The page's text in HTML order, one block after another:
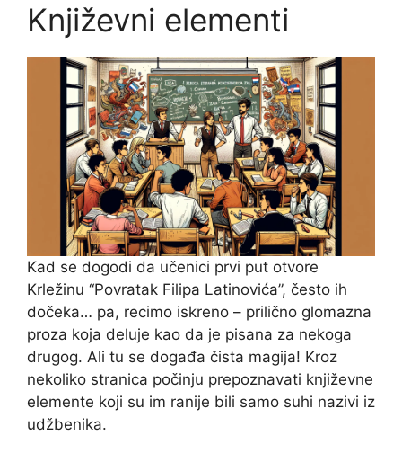
Književni elementi
Kad se dogodi da učenici prvi put otvore
Krležinu “Povratak Filipa Latinovića”, često ih
dočeka… pa, recimo iskreno – prilično glomazna
proza koja deluje kao da je pisana za nekoga
drugog. Ali tu se događa čista magija! Kroz
nekoliko stranica počinju prepoznavati književne
elemente koji su im ranije bili samo suhi nazivi iz
udžbenika.